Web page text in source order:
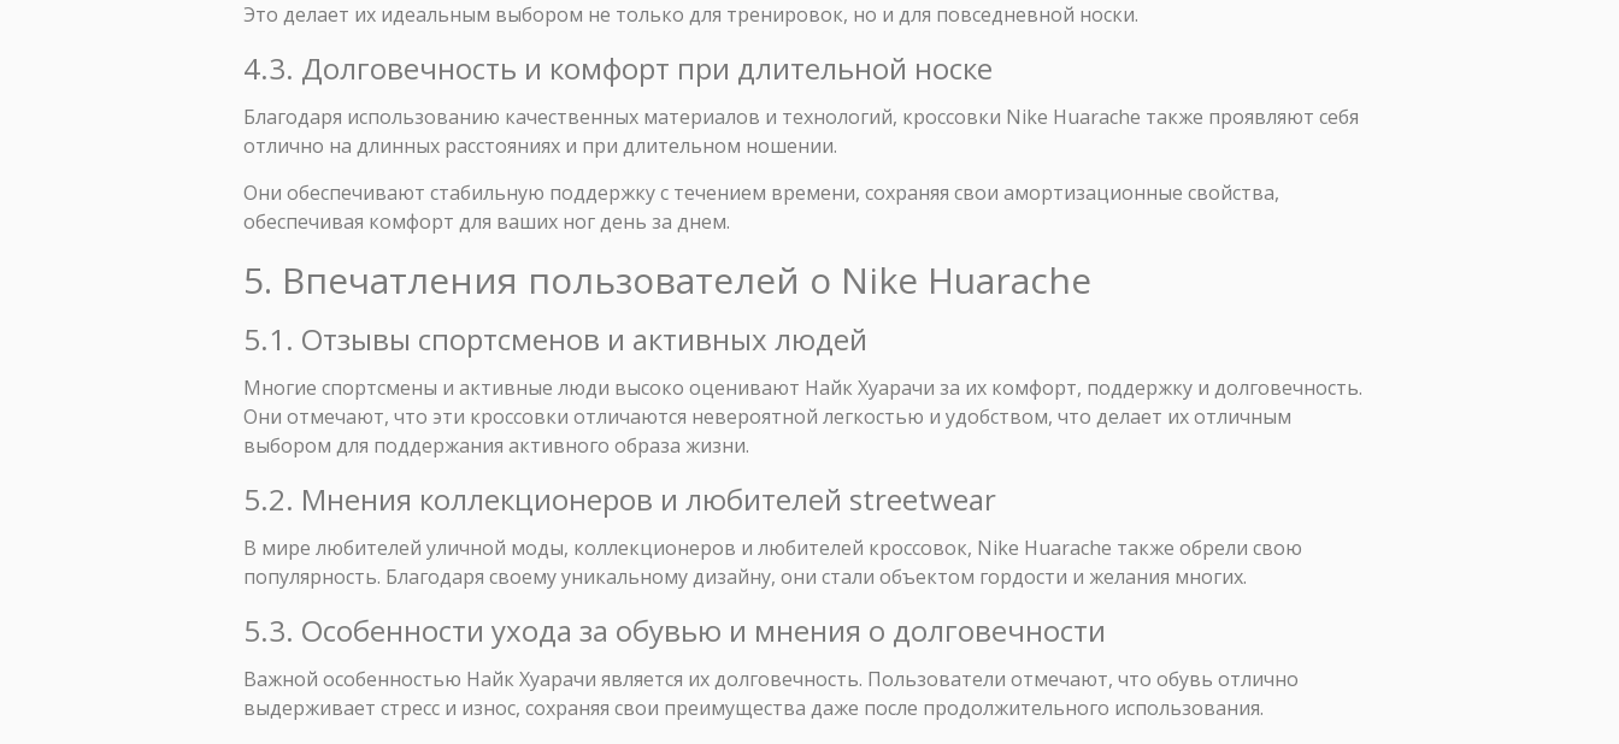
Это делает их идеальным выбором не только для тренировок, но и для повседневной носки.
4.3. Долговечность и комфорт при длительной носке
Благодаря использованию качественных материалов и технологий, кроссовки Nike Huarache также проявляют себя
отлично на длинных расстояниях и при длительном ношении.
Они обеспечивают стабильную поддержку с течением времени, сохраняя свои амортизационные свойства,
обеспечивая комфорт для ваших ног день за днем.
5. Впечатления пользователей о Nike Huarache
5.1. Отзывы спортсменов и активных людей
Многие спортсмены и активные люди высоко оценивают Найк Хуарачи за их комфорт, поддержку и долговечность.
Они отмечают, что эти кроссовки отличаются невероятной легкостью и удобством, что делает их отличным
выбором для поддержания активного образа жизни.
5.2. Мнения коллекционеров и любителей streetwear
В мире любителей уличной моды, коллекционеров и любителей кроссовок, Nike Huarache также обрели свою
популярность. Благодаря своему уникальному дизайну, они стали объектом гордости и желания многих.
5.3. Особенности ухода за обувью и мнения о долговечности
Важной особенностью Найк Хуарачи является их долговечность. Пользователи отмечают, что обувь отлично
выдерживает стресс и износ, сохраняя свои преимущества даже после продолжительного использования.